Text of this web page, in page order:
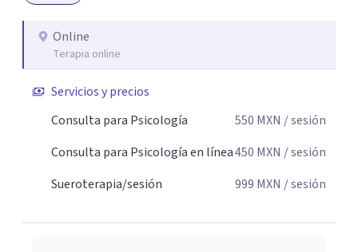
Online
Terapia online
Servicios y precios
Consulta para Psicología
550 MXN / sesión
Consulta para Psicología en línea450 MXN / sesión
Sueroterapia/sesión
999 MXN / sesión